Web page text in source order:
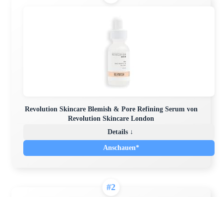
Revolution Skincare Blemish & Pore Refining Serum von
Revolution Skincare London
Details ↓
Anschauen*
#2